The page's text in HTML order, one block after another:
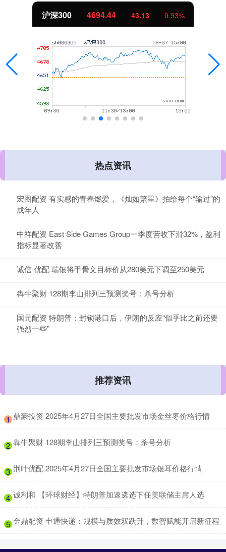
北证50 1134.24 11.37 1.01%
热点资讯
宏图配资 有实感的青春燃爱，《灿如繁星》拍给每个“输过”的
成年人
中祥配资 East Side Games Group一季度营收下滑32%，盈利
指标显著改善
诚信-优配 瑞银将甲骨文目标价从280美元下调至250美元
犇牛聚财 128期李山排列三预测奖号：杀号分析
国元配资 特朗普：封锁港口后，伊朗的反应“似乎比之前还要
强烈一些”
推荐资讯
1 ​鼎豪投资 2025年4月27日全国主要批发市场金丝枣价格行情
2 ​犇牛聚财 128期李山排列三预测奖号：杀号分析
3 ​荆叶优配 2025年4月27日全国主要批发市场银耳价格行情
4 ​诚利和 【环球财经】特朗普加速遴选下任美联储主席人选
5 ​金鼎配资 申通快递：规模与质效双跃升，数智赋能开启新征程